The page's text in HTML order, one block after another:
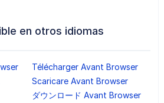
en otros idiomas
Télécharger Avant Browser
Scaricare Avant Browser
ダウンロード Avant Browser